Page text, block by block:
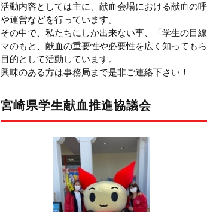
活動内容としては主に、献血会場における献血の
や運営などを行っています。
その中で、私たちにしか出来ない事、「学生の目
マのもと、献血の重要性や必要性を広く知っても
目的として活動しています。
興味のある方は事務局まで是非ご連絡下さい！
宮崎県学生献血推進協議会